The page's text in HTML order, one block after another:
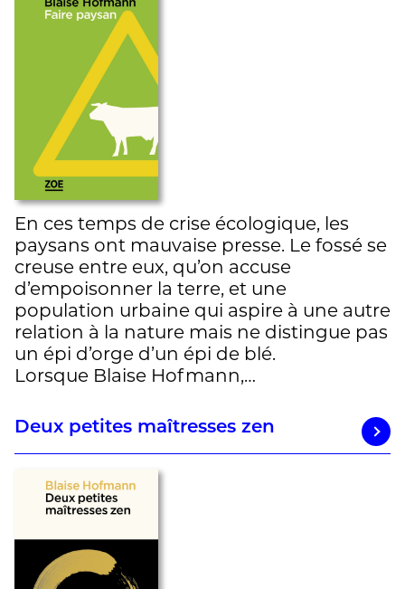
En ces temps de crise écologique, les
paysans ont mauvaise presse. Le fossé se
creuse entre eux, qu’on accuse
d’empoisonner la terre, et une
population urbaine qui aspire à une autre
relation à la nature mais ne distingue pas
un épi d’orge d’un épi de blé.
Lorsque Blaise Hofmann,…
Deux petites maîtresses zen